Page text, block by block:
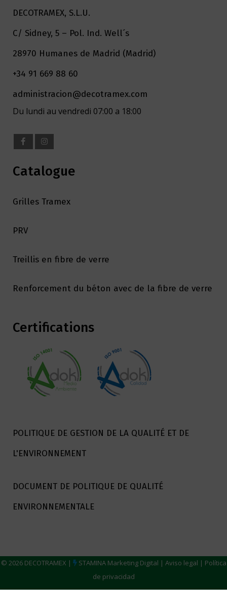
DECOTRAMEX, S.L.U.
C/ Sidney, 5 – Pol. Ind. Well´s
28970 Humanes de Madrid (Madrid)
+34 91 669 88 60
administracion@decotramex.com
Du lundi au vendredi 07:00 a 18:00
Catalogue
Grilles Tramex
PRV
Treillis en fibre de verre
Renforcement du béton avec de la fibre de verre
Certifications
POLITIQUE DE GESTION DE LA QUALITÉ ET DE
L'ENVIRONNEMENT
DOCUMENT DE POLITIQUE DE QUALITÉ
ENVIRONNEMENTALE
© 2026 DECOTRAMEX | STAMINA Marketing Digital | Aviso legal | Política
de privacidad